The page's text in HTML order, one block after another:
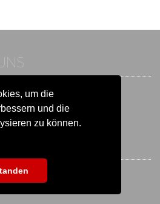
um die
und die
zu können.
hast, melde dich bitte an.
Kontaktcenter: